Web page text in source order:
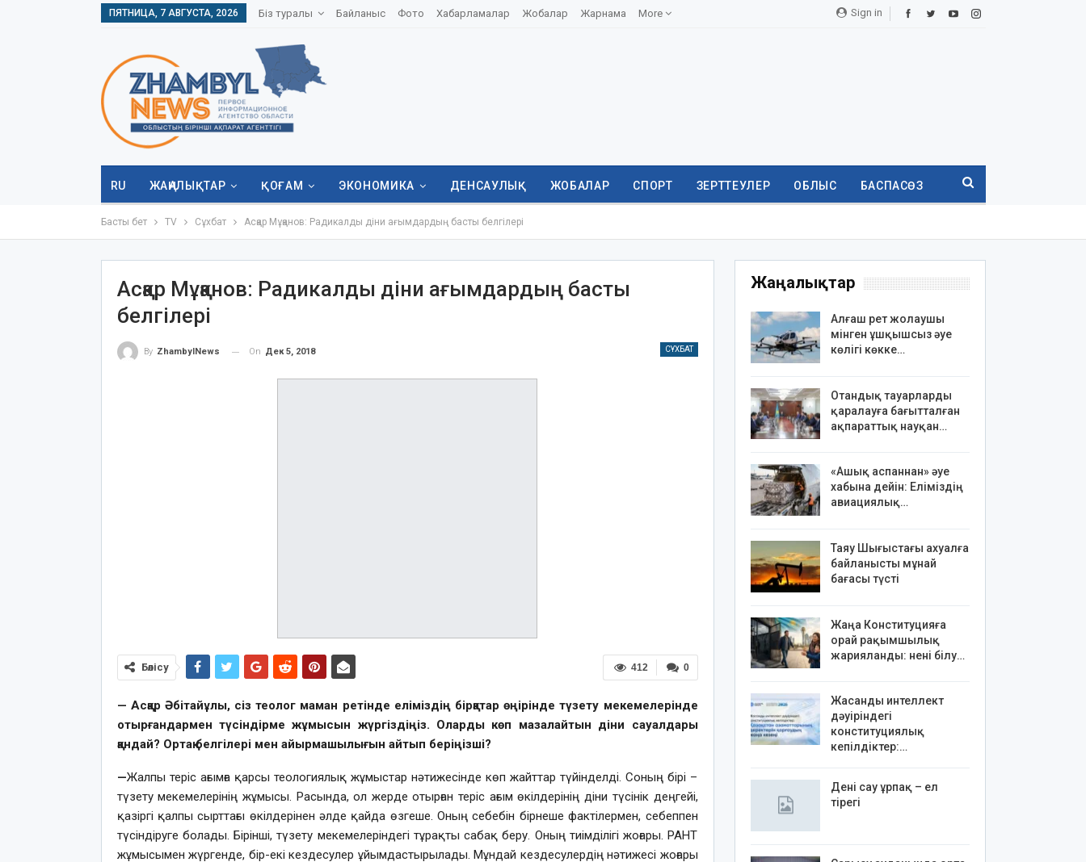
Sign in
ПЯТНИЦА, 7 АВГУСТА, 2026 Біз туралы Байланыс Фото Хабарламалар Жобалар Жарнама More
RU ЖАҢАЛЫҚТАР ҚОҒАМ ЭКОНОМИКА ДЕНСАУЛЫҚ ЖОБАЛАР СПОРТ ЗЕРТТЕУЛЕР ОБЛЫС БАСПАСӨЗ
Басты бет TV Сұхбат Асқар Мұқанов: Радикалды діни ағымдардың басты белгілері
Асқар Мұқанов: Радикалды діни ағымдардың басты
белгілері
СҰХБАТ
By ZhambylNews On Дек 5, 2018
0
412
Бөлісу
— Асқар Әбітайұлы, сіз теолог маман ретінде еліміздің бірқатар өңірінде түзету мекемелерінде
отырғандармен түсіндірме жұмысын жүргіздіңіз. Оларды көп мазалайтын діни сауалдары
қандай? Ортақ белгілері мен айырмашылығын айтып беріңізші?
—Жалпы теріс ағымға қарсы теологиялық жұмыстар нәтижесінде көп жайттар түйінделді. Соның бірі –
түзету мекемелерінің жұмысы. Расында, ол жерде отырған теріс ағым өкілдерінің діни түсінік деңгейі,
қазіргі қалпы сырттағы өкілдерінен әлде қайда өзгеше. Оның себебін бірнеше фактілермен, себеппен
түсіндіруге болады. Бірінші, түзету мекемелеріндегі тұрақты сабақ беру. Оның тиімділігі жоғары. РАНТ
жұмысымен жүргенде, бір-екі кездесулер ұйымдастырылады. Мұндай кездесулердің нәтижесі жоғары
Жаңалықтар
Алғаш рет жолаушы
мінген ұшқышсыз әуе
көлігі көкке…
Отандық тауарларды
қаралауға бағытталған
ақпараттық науқан…
«Ашық аспаннан» әуе
хабына дейін: Еліміздің
авиациялық…
Таяу Шығыстағы ахуалға
байланысты мұнай
бағасы түсті
Жаңа Конституцияға
орай рақымшылық
жарияланды: нені білу…
Жасанды интеллект
дәуіріндегі
конституциялық
кепілдіктер:…
Дені сау ұрпақ – ел
тірегі